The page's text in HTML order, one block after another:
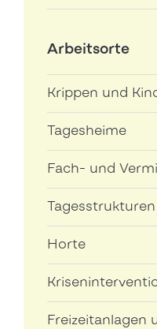
Arbeitsorte
Krippen und
Tagesheime
Fach- und
Tagesstrukturen
Horte
Freizeitanlagen